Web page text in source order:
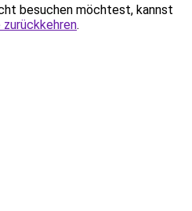
besuchen möchtest, kannst
.